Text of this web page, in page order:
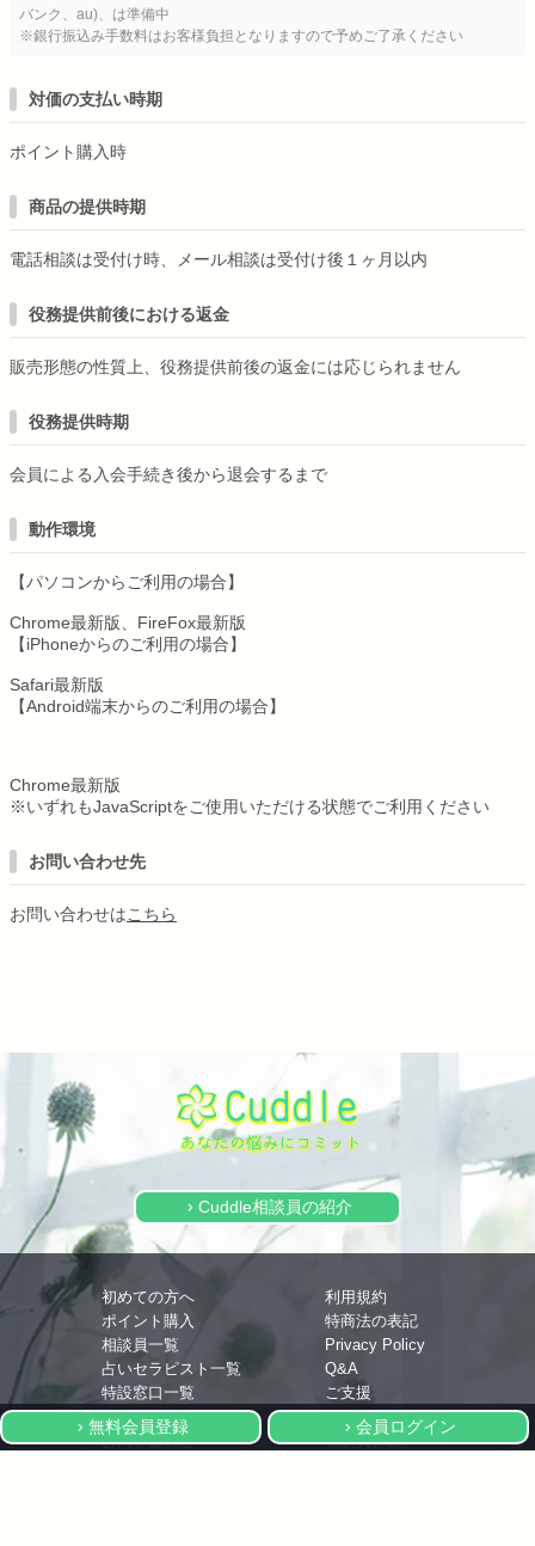
バンク、au)、は準備中
※銀行振込み手数料はお客様負担となりますので予めご了承ください
対価の支払い時期
ポイント購入時
商品の提供時期
電話相談は受付け時、メール相談は受付け後１ヶ月以内
役務提供前後における返金
販売形態の性質上、役務提供前後の返金には応じられません
役務提供時期
会員による入会手続き後から退会するまで
動作環境
【パソコンからご利用の場合】
Chrome最新版、FireFox最新版
【iPhoneからのご利用の場合】
Safari最新版
【Android端末からのご利用の場合】
Chrome最新版
※いずれもJavaScriptをご使用いただける状態でご利用ください
お問い合わせ先
お問い合わせはこちら
keyboard_arrow_rightCuddle相談員の紹介
初めての方へ
ポイント購入
相談員一覧
占いセラピスト一覧
特設窓口一覧
その他サービス
お問い合わせ
利用規約
特商法の表記
Privacy Policy
Q&A
ご支援
タイアップ企画
相談員募集
keyboard_arrow_right無料会員登録 keyboard_arrow_right会員ログイン